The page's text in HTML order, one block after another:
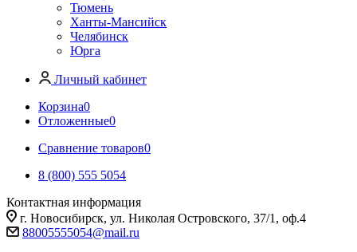
Тюмень
Ханты-Мансийск
Челябинск
Юрга
Личный кабинет
Корзина0
Отложенные0
Сравнение товаров0
8 (800) 555 5054
Контактная информация
г. Новосибирск, ул. Николая Островского, 37/1, оф.4
88005555054@mail.ru